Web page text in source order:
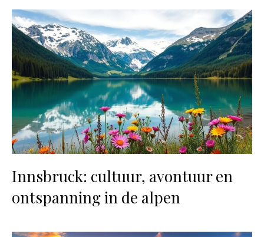
Innsbruck: cultuur, avontuur en
ontspanning in de alpen